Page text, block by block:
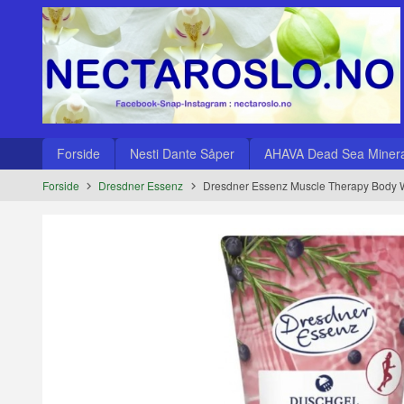
innholdet
Produkter
Forside Nesti Dante Såper AHAVA Dead Sea
Forside Dresdner Essenz Dresdner Essenz Muscle Therapy Body